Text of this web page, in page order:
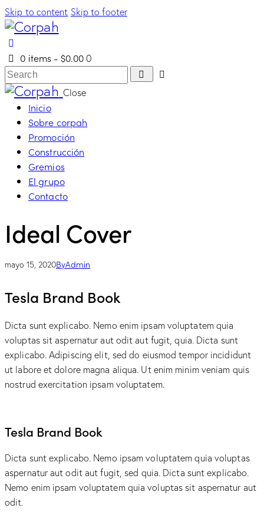
Skip to content Skip to footer
0 items - $0.00 0
Search
Close
Inicio
Sobre corpah
Promoción
Construcción
Gremios
El grupo
Contacto
Ideal Cover
mayo 15, 2020ByAdmin
Tesla Brand Book
Dicta sunt explicabo. Nemo enim ipsam voluptatem quia
voluptas sit aspernatur aut odit aut fugit, quia. Dicta sunt
explicabo. Adipiscing elit, sed do eiusmod tempor incididunt
ut labore et dolore magna aliqua. Ut enim minim veniam quis
nostrud exercitation ipsam voluptatem.
Tesla Brand Book
Dicta sunt explicabo. Nemo ipsam voluptatem quia voluptas
aspernatur aut odit aut fugit, sed quia. Dicta sunt explicabo.
Nemo enim ipsam voluptatem quia voluptas sit aspernatur aut
odit.